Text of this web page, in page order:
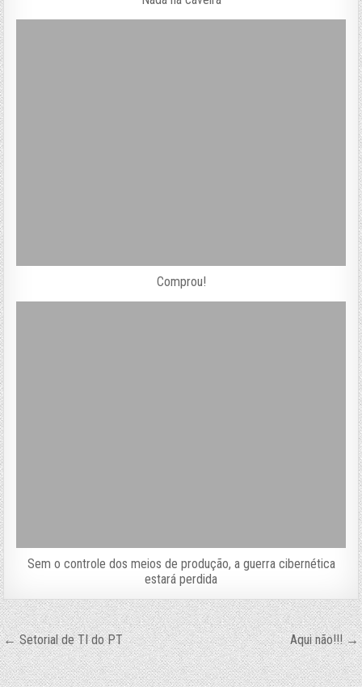
Comprou!
Sem o controle dos meios de produção, a guerra cibernética
estará perdida
Navegação
de
← Setorial de TI do PT Aqui não!!! →